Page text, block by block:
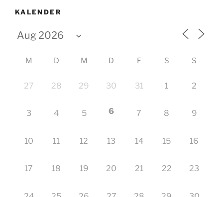
KALENDER
M D M D F S S
27 28 29 30 31 1 2
3 4 5 6 7 8 9
10 11 12 13 14 15 16
17 18 19 20 21 22 23